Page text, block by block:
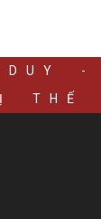
-
THẾ